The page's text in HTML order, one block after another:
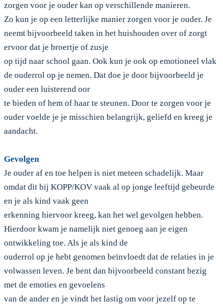
zorgen voor je ouder kan op verschillende manieren.
Zo kun je op een letterlijke manier zorgen voor je ouder. Je
neemt bijvoorbeeld taken in het huishouden over of zorgt
ervoor dat je broertje of zusje
op tijd naar school gaan. Ook kun je ook op emotioneel vlak
de ouderrol op je nemen. Dat doe je door bijvoorbeeld je
ouder een luisterend oor
te bieden of hem of haar te steunen. Door te zorgen voor je
ouder voelde je je misschien belangrijk, geliefd en kreeg je
aandacht.
Gevolgen
Je ouder af en toe helpen is niet meteen schadelijk. Maar
omdat dit bij KOPP/KOV vaak al op jonge leeftijd gebeurde
en je als kind vaak geen
erkenning hiervoor kreeg, kan het wel gevolgen hebben.
Hierdoor kwam je namelijk niet genoeg aan je eigen
ontwikkeling toe. Als je als kind de
ouderrol op je hebt genomen beïnvloedt dat de relaties in je
volwassen leven. Je bent dan bijvoorbeeld constant bezig
met de emoties en gevoelens
van de ander en je vindt het lastig om voor jezelf op te